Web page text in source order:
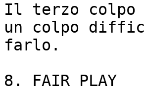
Il terzo
un colpo
farlo.
8. FAIR PLAY